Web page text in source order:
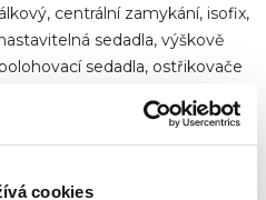
cookies
centrální zamykání, isofix,
sedadla, výškově
sedadla, ostřikovače
přihrádka, dělená
pohon, podélný posuv